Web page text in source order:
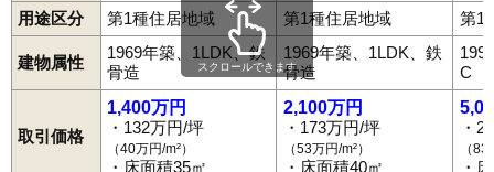
用途区分
第1種住居地域 第1種住居地域 第1
建物属性
1969年築、1LDK、鉄
骨造
1969年築、1LDK、鉄
骨造
C
取引価格
1,400万円
・132万円/坪
（40万円/m²）
・床面積35㎡
2,100万円
・173万円/坪
（53万円/m²）
・床面積40㎡
・
（
・
スクロールできます